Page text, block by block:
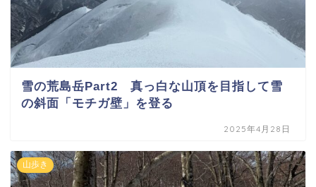
雪の荒島岳Part2 真っ白な山頂を目指して雪
の斜面「モチガ壁」を登る
2025年4月28日
山歩き